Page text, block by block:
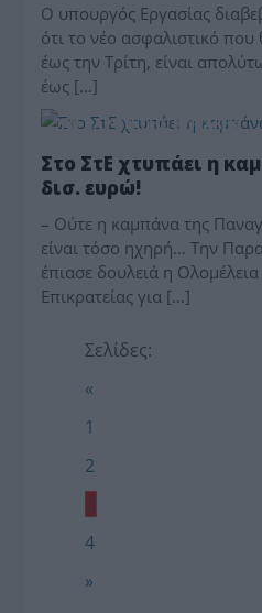
Ο υπουργός Εργασίας
ότι το νέο ασφαλιστικό που
έως την Τρίτη, είναι
έως […]
ΤΟ ΠΑΡΟΝ ΤΗΣ ΚΥΡΙΑΚΗΣ
Στο ΣτΕ χτυπάει η
δισ. ευρώ!
– Ούτε η καμπάνα της
είναι τόσο ηχηρή… Την
έπιασε δουλειά η
Επικρατείας για […]
Σελίδες:
«
1
2
3
4
»